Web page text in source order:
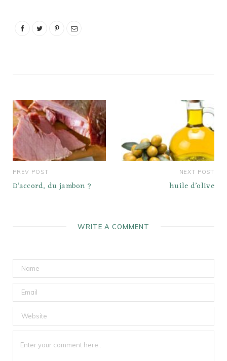
Est-il acceptable de
PREV POST
D’accord, du jambon ?
NEXT POST
huile d’olive
WRITE A COMMENT